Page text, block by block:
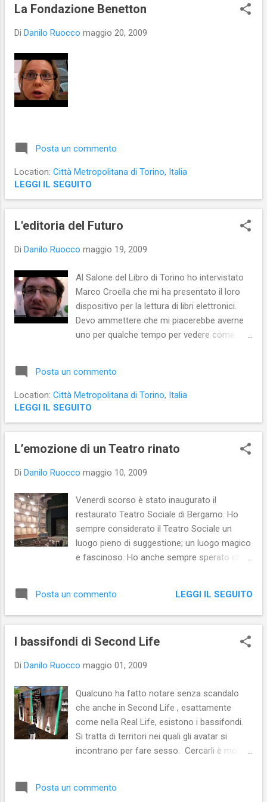
La Fondazione Benetton
Di Danilo Ruocco maggio 20, 2009
Posta un commento
Location: Città Metropolitana di Torino, Italia
LEGGI IL SEGUITO
L'editoria del Futuro
Di Danilo Ruocco maggio 19, 2009
Al Salone del Libro di Torino ho intervistato
Marco Croella che mi ha presentato il loro
dispositivo per la lettura di libri elettronici.
Devo ammettere che mi piacerebbe averne
uno per qualche tempo per vedere come
Posta un commento
Location: Città Metropolitana di Torino, Italia
LEGGI IL SEGUITO
L’emozione di un Teatro rinato
Di Danilo Ruocco maggio 10, 2009
Venerdì scorso è stato inaugurato il
restaurato Teatro Sociale di Bergamo. Ho
sempre considerato il Teatro Sociale un
luogo pieno di suggestione; un luogo magico
e fascinoso. Ho anche sempre sperato che
spettacolo. Venerdì scorso, di fronte al
Teatro Sociale rimesso a nuovo e aperto al
L’emozione di assistere alla (ri)nascita di
emozioni possano essere vissute e
da chi le vive. Ora, dopo l’ottimo risultato
raggiunto con il restauro, bisogna fare in
modo che il Teatro Sociale possa vivere
appieno, diventando anche un centro di
produzione teatrale. Un luogo dove
progetti. Un luogo vitale e non una
Posta un commento LEGGI IL SEGUITO
I bassifondi di Second Life
Di Danilo Ruocco maggio 01, 2009
Qualcuno ha fatto notare senza scandalo
che anche in Second Life , esattamente
come nella Real Life, esistono i bassifondi.
Si tratta di territori nei quali gli avatar si
incontrano per fare sesso. Cercarli è molto
(come, ad esempio, “XXX”). Ovviamente ciò
Posta un commento